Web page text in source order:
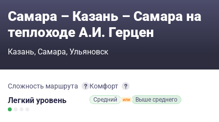
Самара – Казань – Самара на
теплоходе А.И. Герцен
Казань Самара Ульяновск
Сложность маршрута
Легкий уровень
Комфорт
Средний Выше среднего